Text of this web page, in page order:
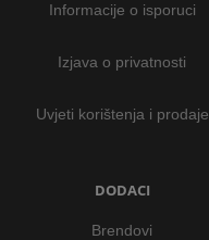
Informacije o isporuci
Izjava o privatnosti
Uvjeti korištenja i prodaje
DODACI
Brendovi